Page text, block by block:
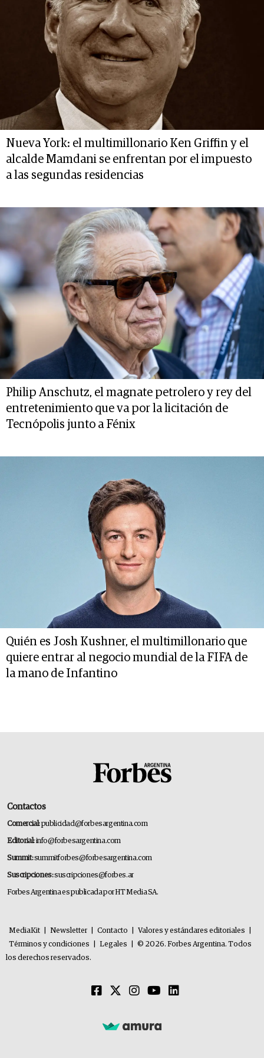
Nueva York: el multimillonario Ken Griffin y el
alcalde Mamdani se enfrentan por el impuesto
a las segundas residencias
Philip Anschutz, el magnate petrolero y rey del
entretenimiento que va por la licitación de
Tecnópolis junto a Fénix
Quién es Josh Kushner, el multimillonario que
quiere entrar al negocio mundial de la FIFA de
la mano de Infantino
Contactos
Comercial:publicidad@forbesargentina.com
Editorial:info@forbesargentina.com
Summit:summitforbes@forbesargentina.com
Suscripciones:suscripciones@forbes.ar
Forbes Argentina es publicada por HT Media SA.
MediaKit Newsletter Contacto Valores y estándares editoriales
Términos y condiciones
Legales
© 2026. Forbes Argentina. Todos
los derechos reservados.